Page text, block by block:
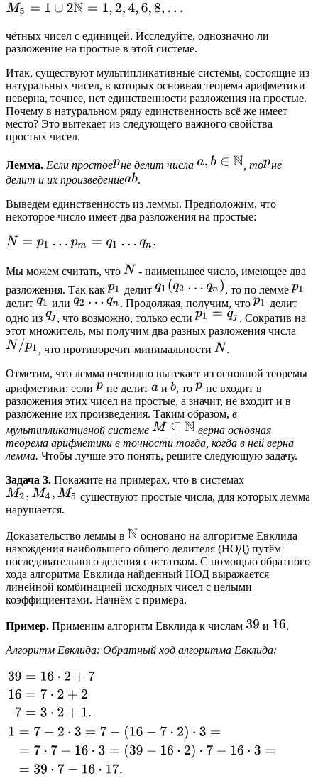
чётных чисел с единицей. Исследуйте, однозначно ли
разложение на простые в этой системе.
Итак, существуют мультипликативные системы, состоящие из
натуральных чисел, в которых основная теорема арифметики
неверна, точнее, нет единственности разложения на простые.
Почему в натуральном ряду единственность всё же имеет
место? Это вытекает из следующего важного свойства
простых чисел.
Лемма. Если простое не делит числа , то
не
делит и их произведение
.
Выведем единственность из леммы. Предположим, что
некоторое число имеет два разложения на простые:
Мы можем считать, что
- наименьшее число, имеющее два
разложения. Так как
делит
, то по лемме
делит
или . Продолжая, получим, что
делит
одно из
, что возможно, только если
. Сократив на
этот множитель, мы получим два разных разложения числа
, что противоречит минимальности
.
Отметим, что лемма очевидно вытекает из основной теоремы
арифметики: если
не делит и , то
не входит в
разложения этих чисел на простые, а значит, не входит и в
разложение их произведения. Таким образом, в
мультипликативной системе
верна основная
теорема арифметики в точности тогда, когда в ней верна
лемма. Чтобы лучше это понять, решите следующую задачу.
Задача 3. Покажите на примерах, что в системах
существуют простые числа, для которых лемма
нарушается.
Доказательство леммы в
основано на алгоритме Евклида
нахождения наибольшего общего делителя (НОД) путём
последовательного деления с остатком. С помощью обратного
хода алгоритма Евклида найденный НОД выражается
линейной комбинацией исходных чисел с целыми
коэффициентами. Начнём с примера.
Пример. Применим алгоритм Евклида к числам и
.
Алгоритм Евклида: Обратный ход алгоритма Евклида: